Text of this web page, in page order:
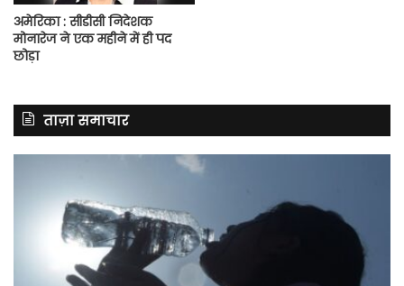
अमेरिका : सीडीसी निदेशक
मोनारेज ने एक महीने में ही पद
छोड़ा
ताज़ा समाचार